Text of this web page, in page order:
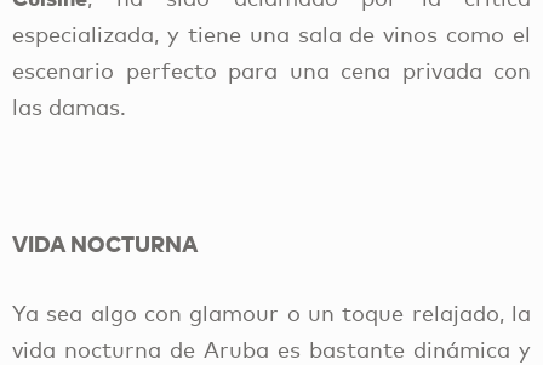
especializada, y tiene una sala de vinos como el
escenario perfecto para una cena privada con
las damas.
VIDA NOCTURNA
Ya sea algo con glamour o un toque relajado, la
vida nocturna de Aruba es bastante dinámica y